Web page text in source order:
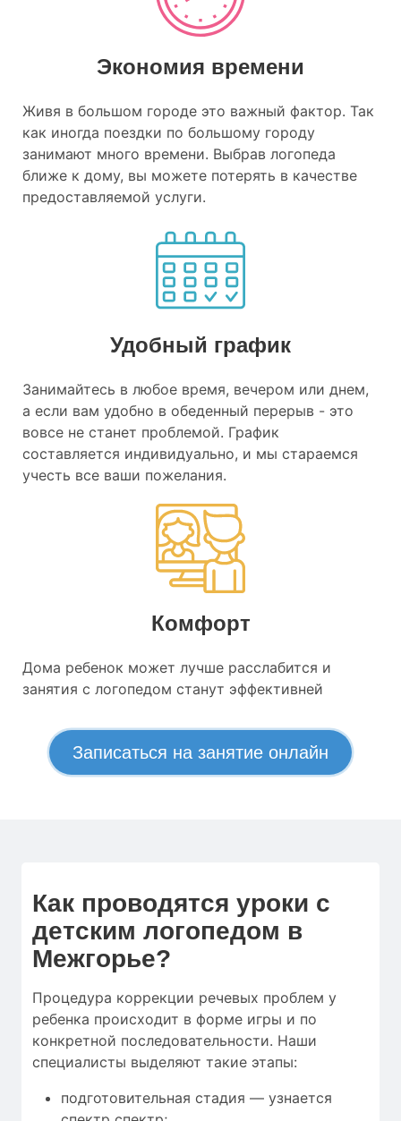
Экономия времени
Живя в большом городе это важный фактор. Так
как иногда поездки по большому городу
занимают много времени. Выбрав логопеда
ближе к дому, вы можете потерять в качестве
предоставляемой услуги.
Удобный график
Занимайтесь в любое время, вечером или днем,
а если вам удобно в обеденный перерыв - это
вовсе не станет проблемой. График
составляется индивидуально, и мы стараемся
учесть все ваши пожелания.
Комфорт
Дома ребенок может лучше расслабится и
занятия с логопедом станут эффективней
Записаться на занятие онлайн
Как проводятся уроки с
детским логопедом в
Межгорье?
Процедура коррекции речевых проблем у
ребенка происходит в форме игры и по
конкретной последовательности. Наши
специалисты выделяют такие этапы:
подготовительная стадия — узнается